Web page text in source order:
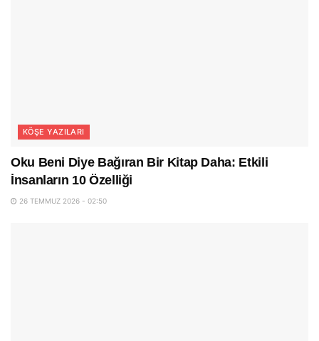
KÖŞE YAZILARI
Oku Beni Diye Bağıran Bir Kitap Daha: Etkili
İnsanların 10 Özelliği
26 TEMMUZ 2026 - 02:50